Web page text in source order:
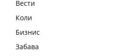
Вести
Коли
Бизнис
Забава